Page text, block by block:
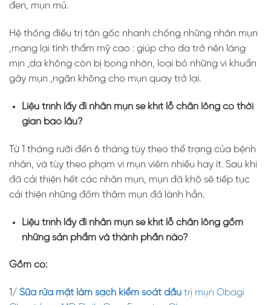
đen, mụn mủ.
Hệ thống điều trị tận gốc nhanh chống những nhân mụn
,mang lại tính thẩm mỹ cao : giúp cho da trở nên láng
mịn ,da không còn bị bong nhờn, loại bỏ những vi khuẩn
gây mụn ,ngăn không cho mụn quay trở lại.
Liệu trình lấy đi nhân mụn se khít lỗ chân lông có thời
gian bao lâu?
Từ 1 tháng rưỡi đến 6 tháng tùy theo thể trạng của bệnh
nhân, và tùy theo phạm vi mụn viêm nhiều hay ít. Sau khi
đã cải thiện hết các nhân mụn, mụn đã khô sẽ tiếp tục
cải thiện những đốm thâm mụn đã lành hẳn.
Liệu trình lấy đi nhân mụn se khít lỗ chân lông gồm
những sản phẩm và thành phần nào?
Gồm có:
1/ Sữa rửa mặt làm sạch kiểm soát dầu trị mụn Obagi